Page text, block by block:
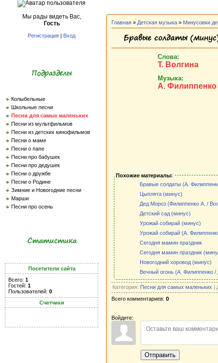
Мы рады видеть Вас,
Гость
Регистрация | Вход
Подразделы
Колыбельные
Школьные песни
Песни для самых маленьких
Песни из мультфильмов
Песни из детских кинофильмов
Песни о маме
Песни о папе
Песни про бабушек
Песни про дедушек
Песни о дружбе
Песни о Родине
Зимние и Новогодние песни
Марши
Песни про осень
Статистика
Посетители сайта
Всего: 1
Гостей: 1
Пользователей: 0
Счетчики
Главная » Детская музыка » Минусовки
Бравые солдаты
Слова:
Т. Волгина
Музыка:
А. Филиппенко
Похожие материалы:
Бравые солдаты (А.
Цыплята (минус)
Дед Мороз (Филиппенко А. /
Детский сад (минус)
Урожай собирай (минус)
Урожай собирай (А.
Сегодня мамин праздник
Сегодня мамин праздник
Новогодний хоровод (минус)
Вечный огонь (А. Филиппенко
Категория: Песни для самых маленьких |
Всего комментариев: 0
Войдите:
Отправить